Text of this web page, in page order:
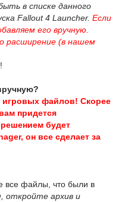
в списке данного
Fallout 4 Launcher. Если
его вручную.
расширение (в нашем
игровых файлов! Скорее
придется
будет
он все сделает за
все файлы, что были в
откройте архив и